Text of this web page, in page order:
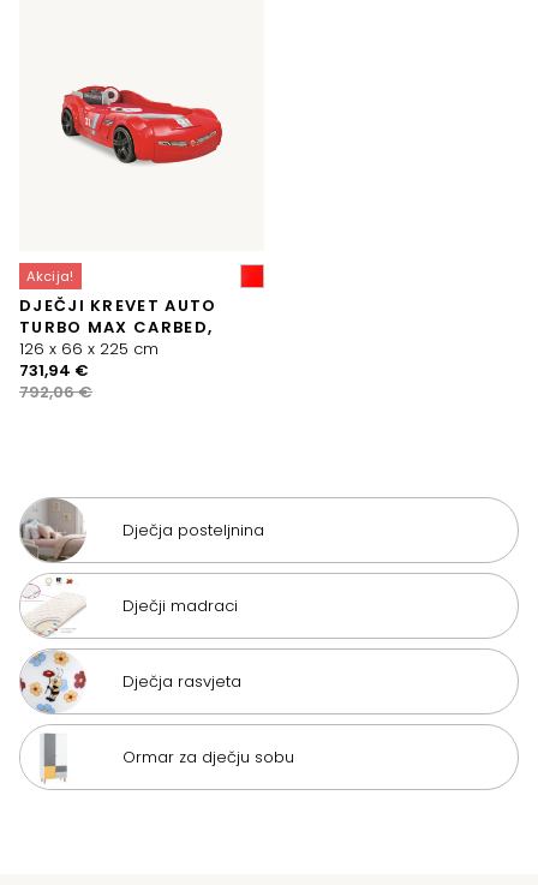
Akcija!
DJEČJI KREVET AUTO
TURBO MAX CARBED,
126 x 66 x 225 cm
792,06€
Izvorna
cijena
731,94 €
Trenutna
cijena
Dječja posteljnina
Dječji madraci
Dječja rasvjeta
Ormar za dječju sobu